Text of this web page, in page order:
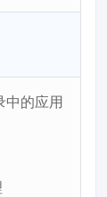
中的应用